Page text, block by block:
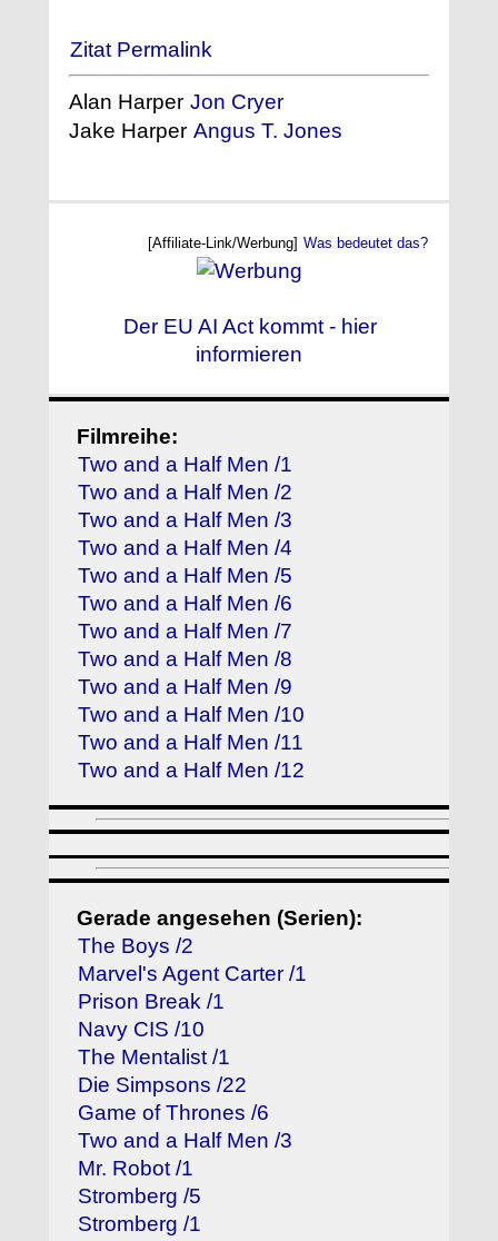
Zitat Permalink
Alan Harper Jon Cryer
Jake Harper Angus T. Jones
[Affiliate-Link/Werbung] Was bedeutet das?
Der EU AI Act kommt - hier
informieren
Filmreihe:
Two and a Half Men /1
Two and a Half Men /2
Two and a Half Men /3
Two and a Half Men /4
Two and a Half Men /5
Two and a Half Men /6
Two and a Half Men /7
Two and a Half Men /8
Two and a Half Men /9
Two and a Half Men /10
Two and a Half Men /11
Two and a Half Men /12
Gerade angesehen (Serien):
The Boys /2
Marvel's Agent Carter /1
Prison Break /1
Navy CIS /10
The Mentalist /1
Die Simpsons /22
Game of Thrones /6
Two and a Half Men /3
Mr. Robot /1
Stromberg /5
Stromberg /1